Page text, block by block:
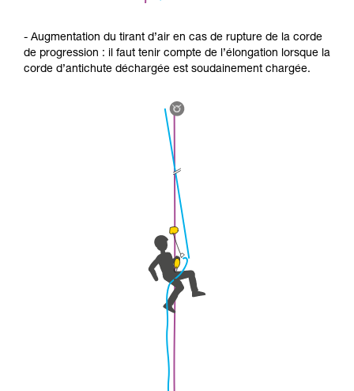
- Augmentation du tirant d’air en cas de rupture de la corde
de progression : il faut tenir compte de l’élongation lorsque la
corde d’antichute déchargée est soudainement chargée.